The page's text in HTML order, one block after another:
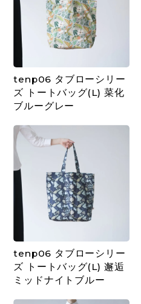
tenp06 タブローシリー
ズ トートバッグ(L) 菜化
ブルーグレー
tenp06 タブローシリー
ズ トートバッグ(L) 邂逅
ミッドナイトブルー